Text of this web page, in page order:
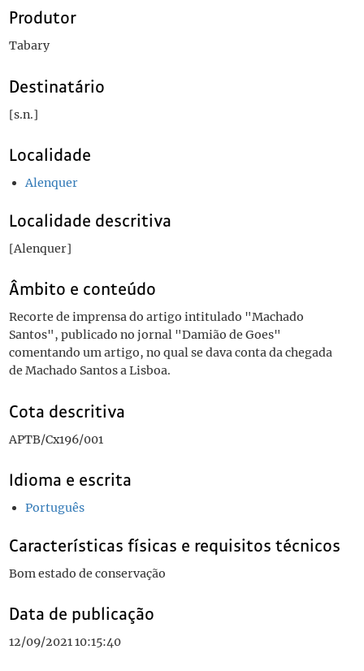
Produtor
Tabary
Destinatário
[s.n.]
Localidade
Alenquer
Localidade descritiva
[Alenquer]
Âmbito e conteúdo
Recorte de imprensa do artigo intitulado "Machado
Santos", publicado no jornal "Damião de Goes"
comentando um artigo, no qual se dava conta da chegada
de Machado Santos a Lisboa.
Cota descritiva
APTB/Cx196/001
Idioma e escrita
Português
Características físicas e requisitos técnicos
Bom estado de conservação
Data de publicação
12/09/2021 10:15:40